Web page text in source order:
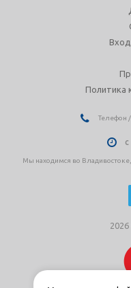
Политика
Телефон
Мы находимся во